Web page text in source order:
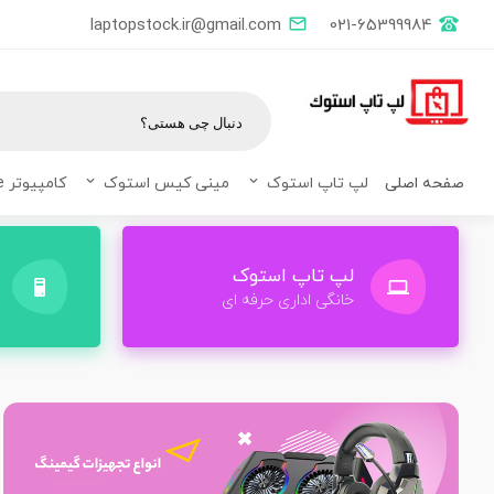
laptopstock.ir@gmail.com 021-65399984
صفحه اصلی لپ تاپ استوک مینی کیس استوک کامپیوتر All in one
لپ تاپ استوک
خانگی اداری حرفه ای